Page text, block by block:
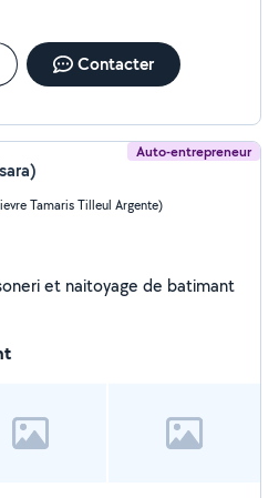
Contacter
Auto-entrepreneur
Tamaris Tilleul Argente)
et naitoyage de batimant